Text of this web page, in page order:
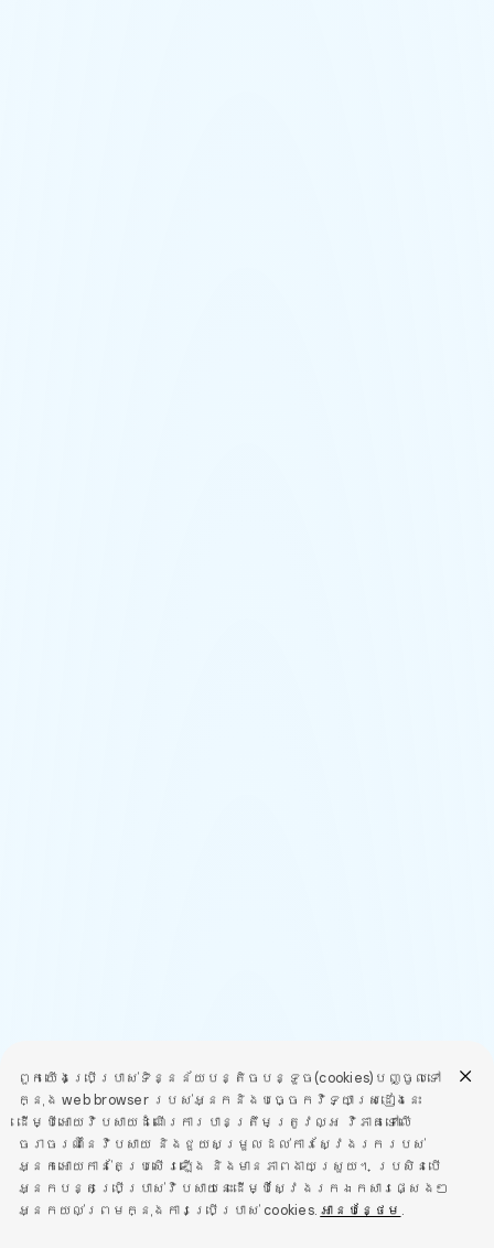
ពួកយើងប្រើប្រាស់ទិន្នន័យបន្តិចបន្ទួច(cookies)បញ្ចូលទៅ
ក្នុង web browser របស់អ្នកនិងបច្ចេកវិទ្យាស្រដៀងនេះ
ដើម្បីអោយវិបសាយដំណើរការបានត្រឹមត្រូវល្អ វិភាគទៅលើ
ចរាចរណ៍នៃវិបសាយ និងជួយសម្រួលដល់ការស្វែងរករបស់
អ្នកអោយកាន់តែប្រសើរឡើង និងមានភាពងាយស្រួយ។ ប្រសិនបើ
អ្នកបន្តប្រើប្រាស់វិបសាយនេះដើម្បីស្វែងរកឯកសារផ្សេងៗ
អ្នកយល់ព្រមក្នុងការប្រើប្រាស់ cookies. អានបន្ថែម .